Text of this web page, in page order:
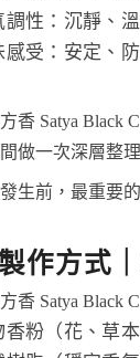
調性：沉靜、
感受：安定、
香 Satya Black
做一次深層整
生前，最重要
作方式
香 Satya Black
香粉（花、草本